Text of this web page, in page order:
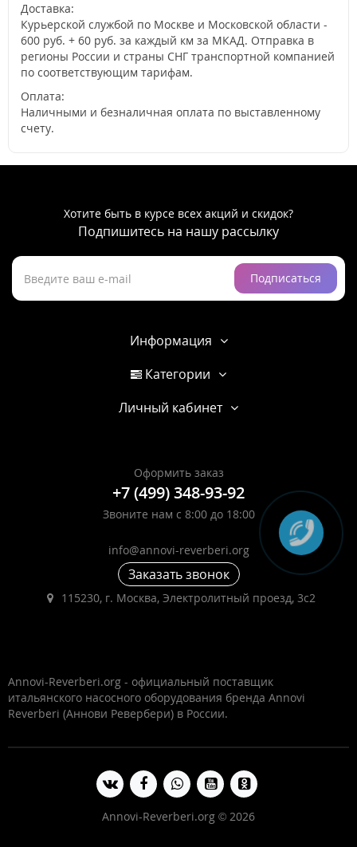
Доставка:
Курьерской службой по Москве и Московской области -
600 руб. + 60 руб. за каждый км за МКАД. Отправка в
регионы России и страны СНГ транспортной компанией
по соответствующим тарифам.
Оплата:
Наличными и безналичная оплата по выставленному
счету.
Хотите быть в курсе всех акций и скидок?
Подпишитесь на нашу рассылку
Подписаться
Информация
Категории
Личный кабинет
Оформить заказ
+7 (499) 348-93-92
Звоните нам с 8:00 до 18:00
info@annovi-reverberi.org
Заказать звонок
115230, г. Москва, Электролитный проезд, 3с2
Annovi-Reverberi.org - официальный поставщик
итальянского насосного оборудования бренда Annovi
Reverberi (Аннови Ревербери) в России.
Annovi-Reverberi.org © 2026